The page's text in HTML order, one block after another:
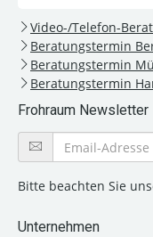
Video-/Telefon-
Beratungstermin
Beratungstermin
Beratungstermin
Frohraum Newsletter
Bitte beachten Sie
Unternehmen